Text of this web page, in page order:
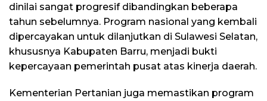
dinilai sangat progresif dibandingkan beberapa
tahun sebelumnya. Program nasional yang kembali
dipercayakan untuk dilanjutkan di Sulawesi Selatan,
khususnya Kabupaten Barru, menjadi bukti
kepercayaan pemerintah pusat atas kinerja daerah.
Kementerian Pertanian juga memastikan program